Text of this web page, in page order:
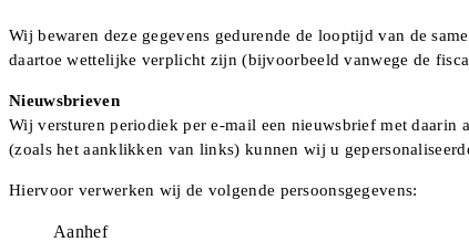
Wij bewaren deze gegevens gedurende de looptijd van de
daartoe wettelijke verplicht zijn (bijvoorbeeld vanwege de
Nieuwsbrieven
Wij versturen periodiek per e-mail een nieuwsbrief met daarin
(zoals het aanklikken van links) kunnen wij u
Hiervoor verwerken wij de volgende persoonsgegevens:
Aanhef